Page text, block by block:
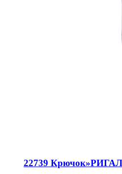
22739